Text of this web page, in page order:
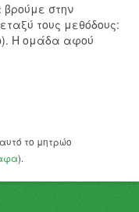
στην
τους μεθόδους:
Η ομάδα αφού
το μητρώο
).